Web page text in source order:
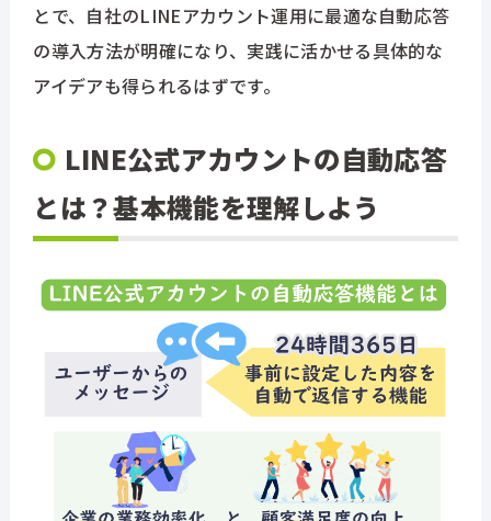
とで、自社のLINEアカウント運用に最適な自動応答
の導入方法が明確になり、実践に活かせる具体的な
アイデアも得られるはずです。
LINE公式アカウントの自動応答
とは？基本機能を理解しよう